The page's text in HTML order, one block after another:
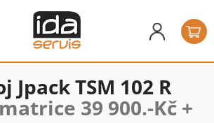
Jpack TSM 102 R
39 900.-Kč +